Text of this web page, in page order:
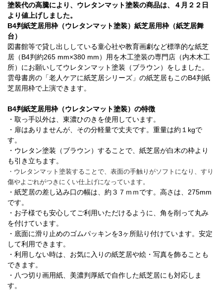
塗装代の高騰により、ウレタンマット塗装の商品は、４月２２日
より値上げしました。
B4判紙芝居用枠（ウレタンマット塗装）紙芝居用枠（紙芝居舞
台）
図書館等で貸し出ししている童心社や教育画劇など標準的な紙芝
居（B4判約265 mm×380 mm）用を木工塗装の専門店（内木木工
所）にお願いしてウレタンマット塗装（ブラウン）をしました。
雲母書房の「老人ケアに紙芝居シリーズ」の紙芝居もこのB4判紙
芝居用枠で上演できます。
B4判紙芝居用枠（ウレタンマット塗装）の特徴
・取っ手以外は、東濃ひのきを使用しています。
・扉はありませんが、その分軽量で丈夫です。重量は約１kgで
す。
・ウレタン塗装（ブラウン）することで、紙芝居が白木の枠より
も引き立ちます。
・ウレタンマット塗装することで、表面の手触りがソフトになり、すり
傷やよごれがつきにくい仕上げになっています。
・紙芝居の差し込み口の幅は、約３７ｍｍです。高さは、275mm
です。
・お子様でも安心してご利用いただけるように、角を削って丸み
を付けています。
・底面に滑り止めのゴムパッキンを3ヶ所貼り付けています。安定
して利用できます。
・利用しない時は、お気に入りの紙芝居や絵・写真を飾ることも
できます。
・八つ切り画用紙、美濃判厚紙で自作した紙芝居にも対応しま
す。